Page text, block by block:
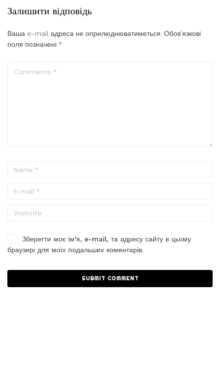
Залишити відповідь
Ваша e-mail адреса не оприлюднюватиметься. Обов’язкові
поля позначені *
Зберегти моє ім'я, e-mail, та адресу сайту в цьому
браузері для моїх подальших коментарів.